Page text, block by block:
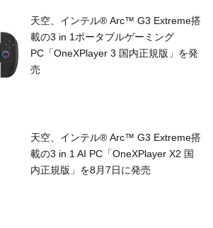
天空、インテル® Arc™ G3 Extreme搭
載の3 in 1ポータブルゲーミング
PC「OneXPlayer 3 国内正規版」を発
売
天空、インテル® Arc™ G3 Extreme搭
載の3 in 1 AI PC「OneXPlayer X2 国
内正規版」を8月7日に発売